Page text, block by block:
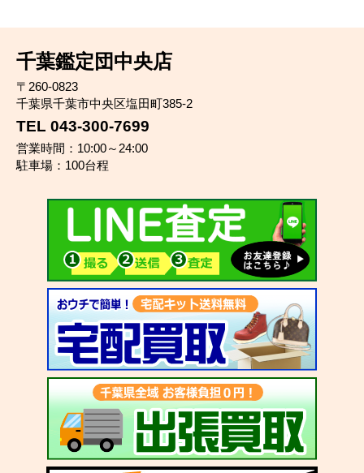
千葉鑑定団中央店
〒260-0823
千葉県千葉市中央区塩田町385-2
TEL 043-300-7699
営業時間：10:00～24:00
駐車場：100台程